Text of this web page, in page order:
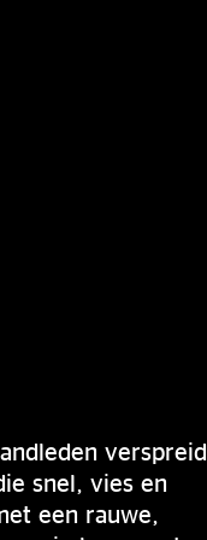
verspreid
snel, vies en
een rauwe,